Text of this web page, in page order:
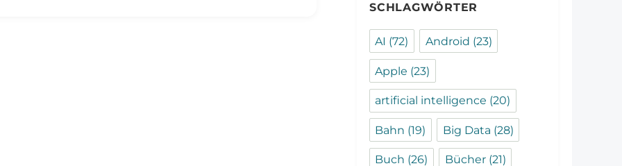
SCHLAGWÖRTER
AI (72) Android (23)
Apple (23)
artificial intelligence (20)
Bahn (19) Big Data (28)
Buch (26) Bücher(21)